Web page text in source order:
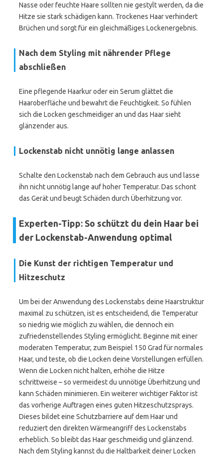
Nasse oder feuchte Haare sollten nie gestylt werden, da die
Hitze sie stark schädigen kann. Trockenes Haar verhindert
Brüchen und sorgt für ein gleichmäßiges Lockenergebnis.
Nach dem Styling mit nährender Pflege
abschließen
Eine pflegende Haarkur oder ein Serum glättet die
Haaroberfläche und bewahrt die Feuchtigkeit. So fühlen
sich die Locken geschmeidiger an und das Haar sieht
glänzender aus.
Lockenstab nicht unnötig lange anlassen
Schalte den Lockenstab nach dem Gebrauch aus und lasse
ihn nicht unnötig lange auf hoher Temperatur. Das schont
das Gerät und beugt Schäden durch Überhitzung vor.
Experten-Tipp: So schützt du dein Haar bei
der Lockenstab-Anwendung optimal
Die Kunst der richtigen Temperatur und
Hitzeschutz
Um bei der Anwendung des Lockenstabs deine Haarstruktur
maximal zu schützen, ist es entscheidend, die Temperatur
so niedrig wie möglich zu wählen, die dennoch ein
zufriedenstellendes Styling ermöglicht. Beginne mit einer
moderaten Temperatur, zum Beispiel 150 Grad für normales
Haar, und teste, ob die Locken deine Vorstellungen erfüllen.
Wenn die Locken nicht halten, erhöhe die Hitze
schrittweise – so vermeidest du unnötige Überhitzung und
kann Schäden minimieren. Ein weiterer wichtiger Faktor ist
das vorherige Auftragen eines guten Hitzeschutzsprays.
Dieses bildet eine Schutzbarriere auf dem Haar und
reduziert den direkten Wärmeangriff des Lockenstabs
erheblich. So bleibt das Haar geschmeidig und glänzend.
Nach dem Styling kannst du die Haltbarkeit deiner Locken